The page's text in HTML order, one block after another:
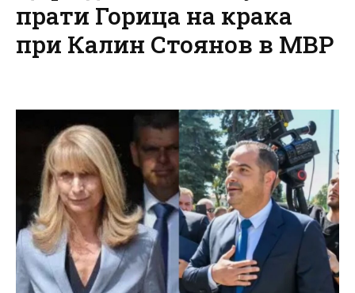
прати Горица на крака
при Калин Стоянов в МВР